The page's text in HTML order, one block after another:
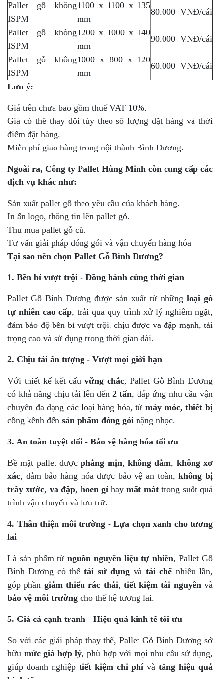
Pallet gỗ không
ISPM
1100 x 1100 x 135
mm
80.000 VNĐ/cái
Pallet gỗ không
ISPM
1200 x 1000 x 140
mm
90.000 VNĐ/cái
Pallet gỗ không
ISPM
1000 x 800 x 120
mm
60.000 VNĐ/cái
Lưu ý:
Giá trên chưa bao gồm thuế VAT 10%.
Giá có thể thay đổi tùy theo số lượng đặt hàng và thời
điểm đặt hàng.
Miễn phí giao hàng trong nội thành Bình Dương.
Ngoài ra, Công ty Pallet Hùng Minh còn cung cấp các
dịch vụ khác như:
Sản xuất pallet gỗ theo yêu cầu của khách hàng.
In ấn logo, thông tin lên pallet gỗ.
Thu mua pallet gỗ cũ.
Tư vấn giải pháp đóng gói và vận chuyển hàng hóa
Tại sao nên chọn Pallet Gỗ Bình Dương?
1. Bền bỉ vượt trội - Đồng hành cùng thời gian
Pallet Gỗ Bình Dương được sản xuất từ những loại gỗ
tự nhiên cao cấp, trải qua quy trình xử lý nghiêm ngặt,
đảm bảo độ bền bỉ vượt trội, chịu được va đập mạnh, tải
trọng cao và sử dụng trong thời gian dài.
2. Chịu tải ấn tượng - Vượt mọi giới hạn
Với thiết kế kết cấu vững chắc, Pallet Gỗ Bình Dương
có khả năng chịu tải lên đến 2 tấn, đáp ứng nhu cầu vận
chuyển đa dạng các loại hàng hóa, từmáy móc, thiết bị
cồng kềnh đến sản phẩm đóng gói nặng nhọc.
3. An toàn tuyệt đối - Bảo vệ hàng hóa tối ưu
Bề mặt pallet đượcphẳng mịn,không dằm, không xơ
xác, đảm bảo hàng hóa được bảo vệ an toàn,không bị
trầy xước, va đập, hoen gỉ haymất máttrong suốt quá
trình vận chuyển và lưu trữ.
4. Thân thiện môi trường - Lựa chọn xanh cho tương
lai
Là sản phẩm từ nguồn nguyên liệu tự nhiên, Pallet Gỗ
Bình Dương có thểtái sử dụngvà tái chếnhiều lần,
góp phần giảm thiểu rác thải, tiết kiệm tài nguyênvà
bảo vệ môi trường cho thế hệ tương lai.
5. Giá cả cạnh tranh - Hiệu quả kinh tế tối ưu
So với các giải pháp thay thế, Pallet Gỗ Bình Dương sở
hữu mức giá hợp lý, phù hợp với mọi nhu cầu sử dụng,
giúp doanh nghiệp tiết kiệm chi phí vàtăng hiệu quả